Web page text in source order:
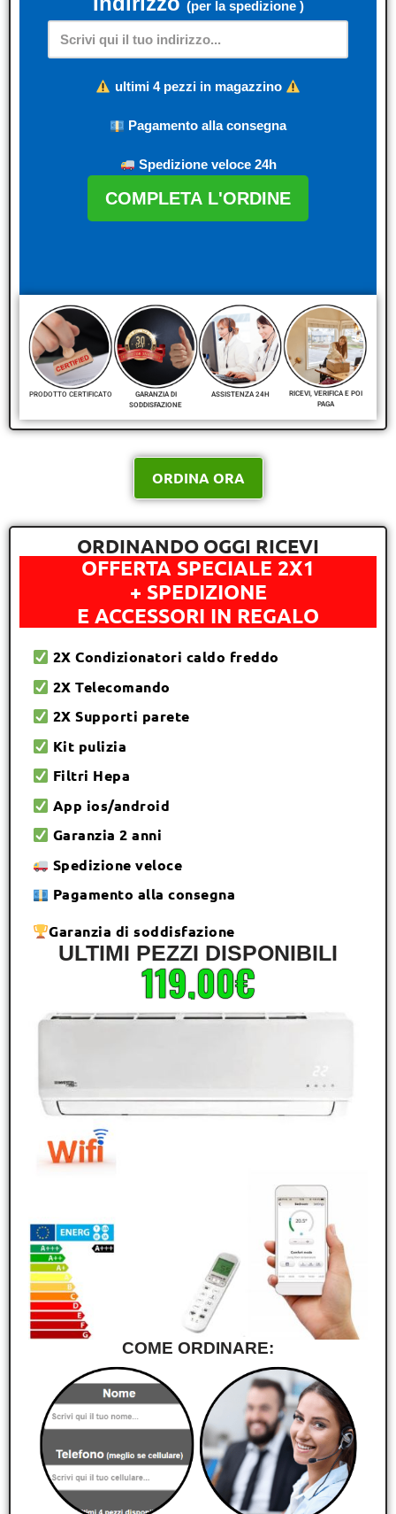
(per la spedizione )
ultimi 4 pezzi in magazzino
Pagamento alla consegna
Spedizione veloce 24h
COMPLETA L'ORDINE
PRODOTTO CERTIFICATO
GARANZIA DI
SODDISFAZIONE
ASSISTENZA 24H
RICEVI, VERIFICA E POI
PAGA
ORDINA ORA
ORDINANDO OGGI RICEVI
OFFERTA SPECIALE 2X1
+ SPEDIZIONE
E ACCESSORI IN REGALO
2X Condizionatori caldo freddo
2X Telecomando
2X Supporti parete
Kit pulizia
Filtri Hepa
App ios/android
Garanzia 2 anni
Spedizione veloce
Pagamento alla consegna
Garanzia di soddisfazione
ULTIMI PEZZI DISPONIBILI
119,00€
COME ORDINARE: